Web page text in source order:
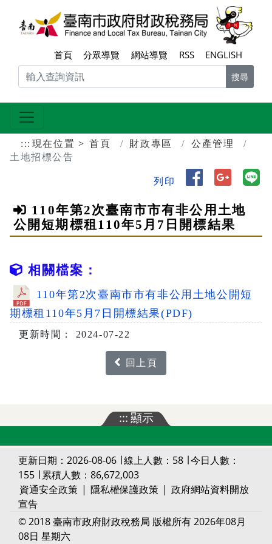
跳到主要內容區塊
首頁 分眾導覽 網站導覽 RSS ENGLISH
搜尋
::: 現在位置 首頁 財政專區
公產管理
土地招標公告
列印
分享到分享到
110年第2次臺南市市有非公用土地
公開短期標租110年5月7日開標結果
相關檔案：
110年第2次臺南市市有非公用土地公開短
期標租110年5月7日開標結果(PDF)
更新時間： 2024-07-22
回上頁
:::顯示
更新日期：2026-08-06 ∣ 線上人數：58 ∣ 今日人數：
155 ∣ 累積人數：86,672,003
資通安全政策 | 隱私權保護政策 | 政府網站資料開放
宣告
© 2018 臺南市政府財政稅務局 版權所有 2026年08月
08日 星期六